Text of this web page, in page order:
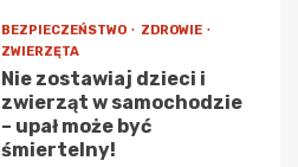
BEZPIECZEŃSTWO
ZDROWIE
ZWIERZĘTA
Nie zostawiaj dzieci i
zwierząt w samochodzie
– upał może być
śmiertelny!